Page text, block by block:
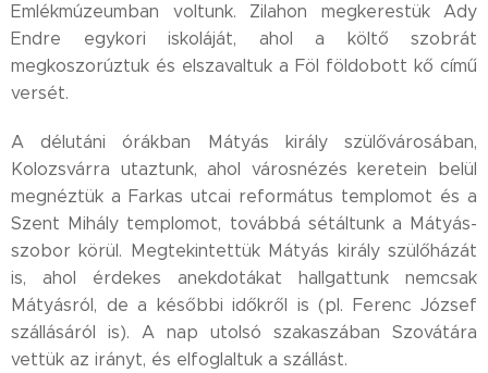
Emlékmúzeumban voltunk. Zilahon megkerestük Ady
Endre egykori iskoláját, ahol a költő szobrát
megkoszorúztuk és elszavaltuk a Föl földobott kő című
versét.
A délutáni órákban Mátyás király szülővárosában,
Kolozsvárra utaztunk, ahol városnézés keretein belül
megnéztük a Farkas utcai református templomot és a
Szent Mihály templomot, továbbá sétáltunk a Mátyás-
szobor körül. Megtekintettük Mátyás király szülőházát
is, ahol érdekes anekdotákat hallgattunk nemcsak
Mátyásról, de a későbbi időkről is (pl. Ferenc József
szállásáról is). A nap utolsó szakaszában Szovátára
vettük az irányt, és elfoglaltuk a szállást.